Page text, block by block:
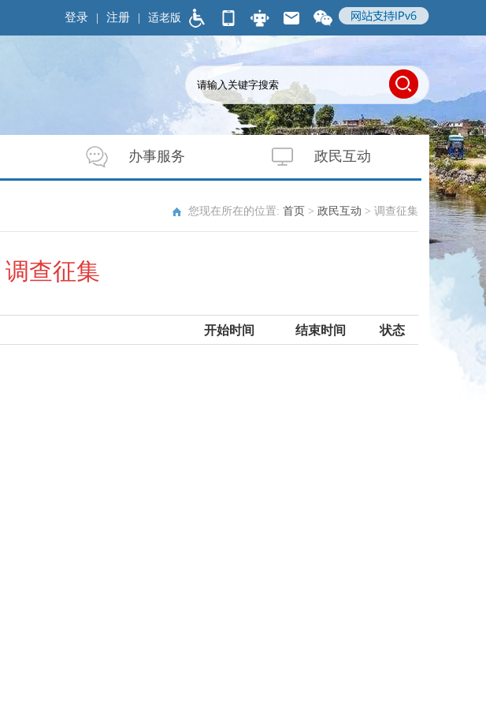
适老版
登录 | 注册 |
办事服务 政民互动
您现在所在的位置: 首页 > 政民互动 > 调查征集
调查征集